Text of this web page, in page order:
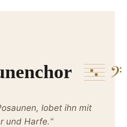
𝄢
lobet ihn mit
und Harfe.“